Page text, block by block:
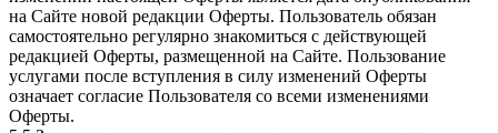
на Сайте новой редакции Оферты. Пользователь обязан
самостоятельно регулярно знакомиться с действующей
редакцией Оферты, размещенной на Сайте. Пользование
услугами после вступления в силу изменений Оферты
означает согласие Пользователя со всеми изменениями
Оферты.